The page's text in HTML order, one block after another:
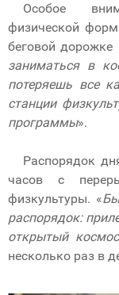
Особое
физической
беговой дорожке
заниматься в
потеряешь все
станции
программы».
Распорядок
часов с
физкультуры. «
распорядок:
открытый космос
несколько раз в